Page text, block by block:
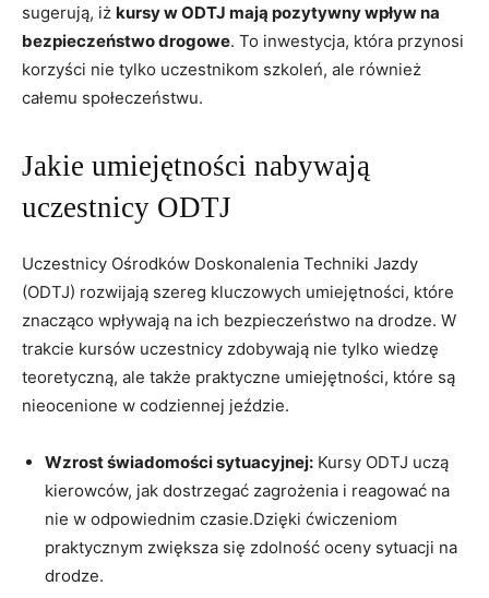
sugerują, iż kursy w ODTJ mają pozytywny wpływ na
bezpieczeństwo drogowe. To inwestycja, która przynosi
korzyści nie tylko uczestnikom szkoleń, ale również
całemu społeczeństwu.
Jakie umiejętności nabywają
uczestnicy ODTJ
Uczestnicy Ośrodków Doskonalenia Techniki Jazdy
(ODTJ) rozwijają szereg kluczowych umiejętności, które
znacząco wpływają na ich bezpieczeństwo na drodze. W
trakcie kursów uczestnicy zdobywają nie tylko wiedzę
teoretyczną, ale także praktyczne umiejętności, które są
nieocenione w codziennej jeździe.
Wzrost świadomości sytuacyjnej: Kursy ODTJ uczą
kierowców, jak dostrzegać zagrożenia i reagować na
nie w odpowiednim czasie.Dzięki ćwiczeniom
praktycznym zwiększa się zdolność oceny sytuacji na
drodze.